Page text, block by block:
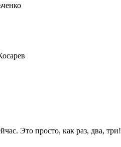
Это просто, как раз, два, три!